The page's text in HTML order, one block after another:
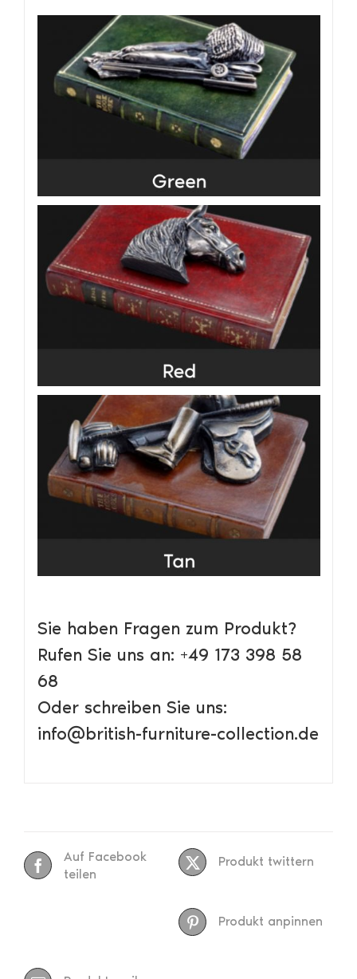
Sie haben Fragen zum Produkt?
Rufen Sie uns an: +49 173 398 58
68
Oder schreiben Sie uns:
info@british-furniture-collection.de
Auf Facebook
teilen
Produkt twittern
Produkt anpinnen